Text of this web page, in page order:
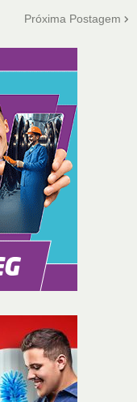
Próxima Postagem